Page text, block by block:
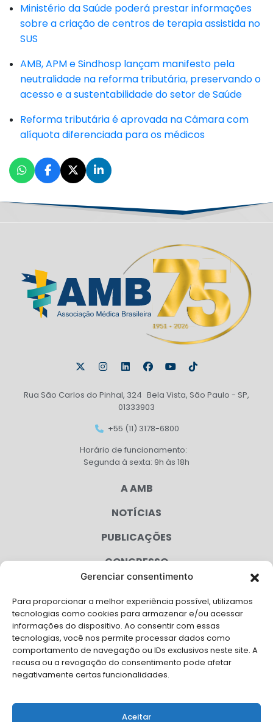
Gerenciar consentimento
Para proporcionar a melhor experiência possível, utilizamos
tecnologias como cookies para armazenar e/ou acessar
informações do dispositivo. Ao consentir com essas
tecnologias, você nos permite processar dados como
comportamento de navegação ou IDs exclusivos neste site. A
recusa ou a revogação do consentimento pode afetar
negativamente certas funcionalidades.
Aceitar
Ministério da Saúde poderá prestar informações
sobre a criação de centros de terapia assistida no
SUS
AMB, APM e Sindhosp lançam manifesto pela
neutralidade na reforma tributária, preservando o
acesso e a sustentabilidade do setor de Saúde
Reforma tributária é aprovada na Câmara com
alíquota diferenciada para os médicos
Rua São Carlos do Pinhal, 324 Bela Vista, São Paulo - SP,
01333903
+55 (11) 3178-6800
Horário de funcionamento:
Segunda à sexta: 9h às 18h
A AMB
NOTÍCIAS
PUBLICAÇÕES
CONGRESSO
CAMPANHAS
SERVIÇOS
FILIADAS
FALE CONOSCO